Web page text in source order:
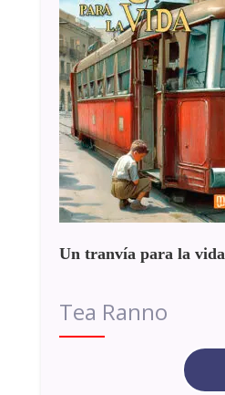
Un tranvía para la vida
Tea Ranno